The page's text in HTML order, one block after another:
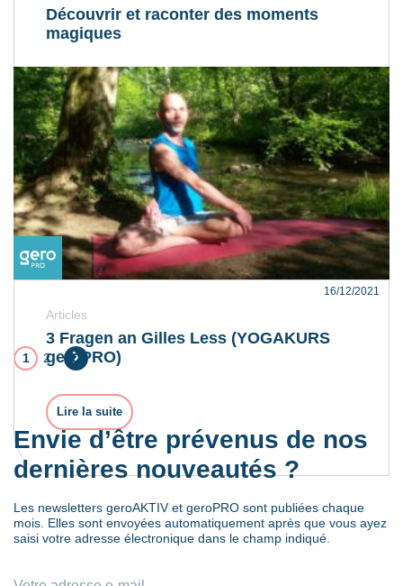
Découvrir et raconter des moments
magiques
Lire la suite
16/12/2021
Articles
3 Fragen an Gilles Less (YOGAKURS
geroPRO)
Lire la suite
1
2
Suivant »
Envie d’être prévenus de nos
dernières nouveautés ?
Les newsletters geroAKTIV et geroPRO sont publiées chaque
mois. Elles sont envoyées automatiquement après que vous ayez
saisi votre adresse électronique dans le champ indiqué.